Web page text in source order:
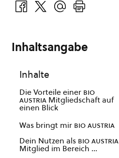
Inhaltsangabe
Inhalte
Die Vorteile einer bio
austria Mitgliedschaft auf
einen Blick
Was bringt mir bio austria
Dein Nutzen als bio austria
Mitglied im Bereich …